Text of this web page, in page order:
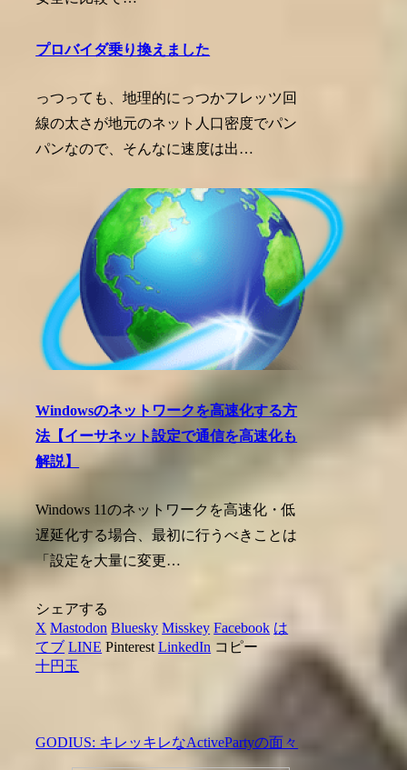
プロバイダ乗り換えました
っつっても、地理的にっつかフレッツ回
線の太さが地元のネット人口密度でパン
パンなので、そんなに速度は出…
Windowsのネットワークを高速化する方
法【イーサネット設定で通信を高速化も
解説】
Windows 11のネットワークを高速化・低
遅延化する場合、最初に行うべきことは
「設定を大量に変更…
シェアする
X Mastodon Bluesky Misskey Facebook は
てブ LINE Pinterest LinkedIn コピー
十円玉
GODIUS: キレッキレなActivePartyの面々